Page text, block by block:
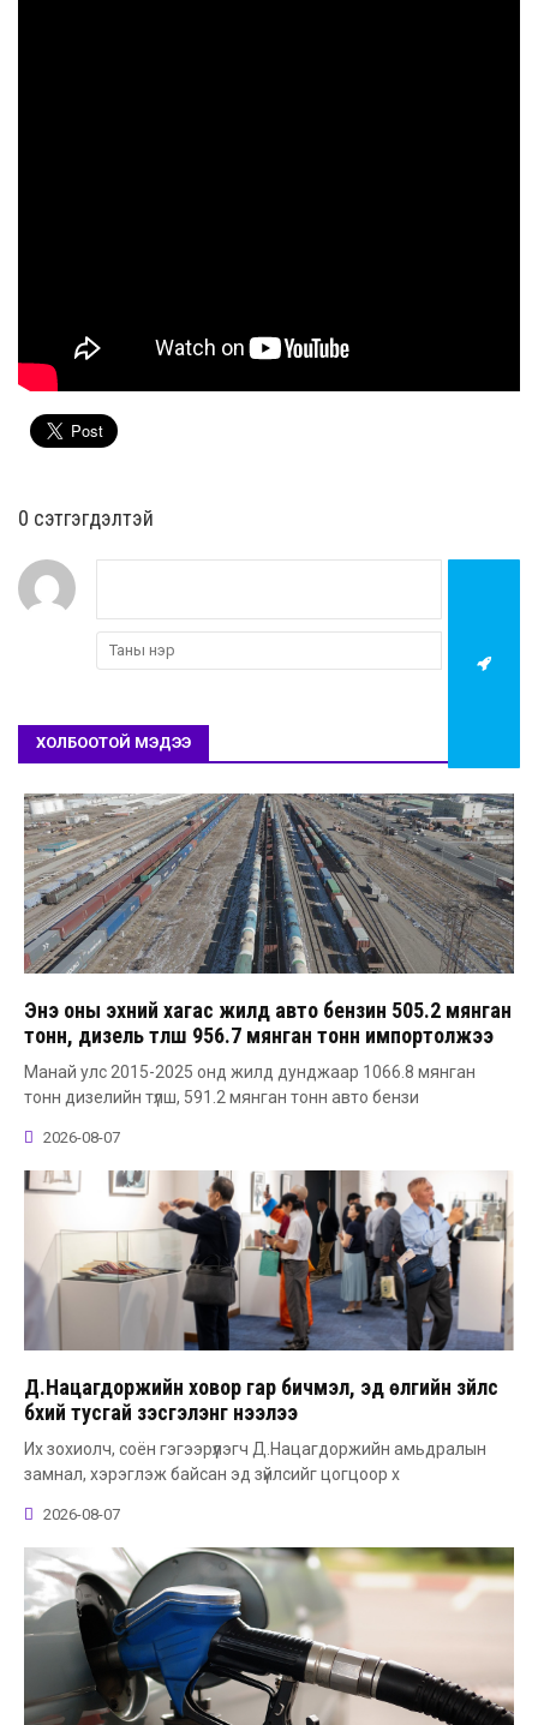
0 cэтгэгдэлтэй
ХОЛБООТОЙ МЭДЭЭ
Энэ оны эхний хагас жилд авто бензин 505.2 мянган
тонн, дизель түлш 956.7 мянган тонн импортолжээ
Манай улс 2015-2025 онд жилд дунджаар 1066.8 мянган
тонн дизелийн түлш, 591.2 мянган тонн авто бензи
2026-08-07
Д.Нацагдоржийн ховор гар бичмэл, эд өлгийн зүйлс
бүхий тусгай үзэсгэлэнг нээлээ
Их зохиолч, соён гэгээрүүлэгч Д.Нацагдоржийн амьдралын
замнал, хэрэглэж байсан эд зүйлсийг цогцоор х
2026-08-07